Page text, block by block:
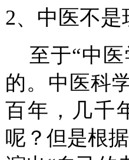
2、中医不
至于“中医
的。中医科
百年，几千
呢？但是根